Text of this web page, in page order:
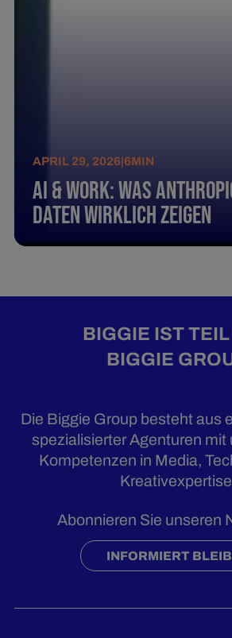
APRIL 29, 2026 6MIN
AI & Work: Was
Daten wirklich zeigen
BIGGIE IST
BIGGIE
Die Biggie Group besteht aus
spezialisierter Agenturen mit
Kompetenzen in Media,
Abonnieren Sie unseren
INFORMIERT